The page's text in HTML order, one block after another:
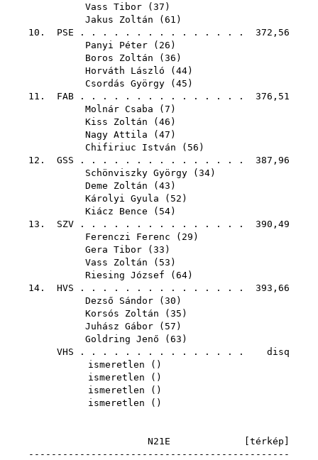
Vass Tibor ( 37 )
Jakus Zoltán ( 61 )
10. PSE . . . . . . . . . . . . . . . 372,56
Panyi Péter ( 26 )
Boros Zoltán ( 36 )
Horváth László ( 44)
Csordás György ( 45 )
11. FAB . . . . . . . . . . . . . . . 376,51
Molnár Csaba ( 7 )
Kiss Zoltán ( 46 )
Nagy Attila ( 47 )
Chifiriuc István ( 56 )
12. GSS . . . . . . . . . . . . . . . 387,96
Schönviszky György ( 34)
Deme Zoltán ( 43 )
Károlyi Gyula ( 52 )
Kiácz Bence ( 54)
13. SZV . . . . . . . . . . . . . . . 390,49
Ferenczi Ferenc ( 29 )
Gera Tibor ( 33 )
Vass Zoltán ( 53 )
Riesing József ( 64)
14. HVS . . . . . . . . . . . . . . . 393,66
Dezső Sándor ( 30 )
Korsós Zoltán ( 35 )
Juhász Gábor ( 57 )
Goldring Jenő ( 63 )
VHS . . . . . . . . . . . . . . . disq
ismeretlen ()
ismeretlen ()
ismeretlen ()
ismeretlen ()
N21E [ térkép
----------------------------------------------